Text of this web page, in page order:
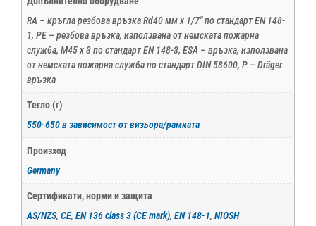
RA – кръгла резбова връзка Rd40 мм х 1/7" по стандарт EN 148-
1, PE – резбова връзка, използвана от немската пожарна
служба, M45 x 3 по стандарт EN 148-3, ESA – връзка, използвана
от немската пожарна служба по стандарт DIN 58600, P – Dräger
връзка
Тегло (г)
550-650 в зависимост от визьора/рамката
Произход
Germany
Сертификати, норми и защита
AS/NZS,CE,EN 136 class 3 (CE mark),EN 148-1,NIOSH